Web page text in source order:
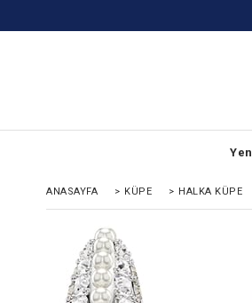
KARGO BEDAVA ve
ANASAYFA > KÜPE > HALKA KÜPE